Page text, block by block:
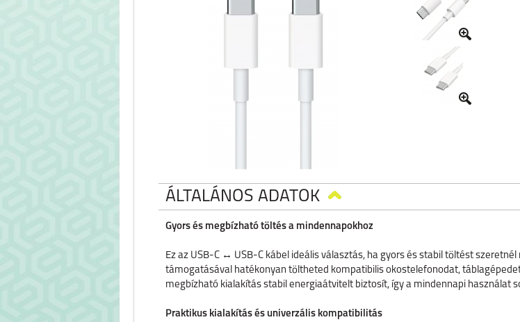
ÁLTALÁNOS ADATOK
Gyors és megbízható töltés a mindennapokhoz
Ez az USB-C ↔ USB-C kábel ideális választás, ha gyors és stabil töltést
támogatásával hatékonyan töltheted kompatibilis okostelefonodat,
megbízható kialakítás stabil energiaátvitelt biztosít, így a mindennapi használat
Praktikus kialakítás és univerzális kompatibilitás